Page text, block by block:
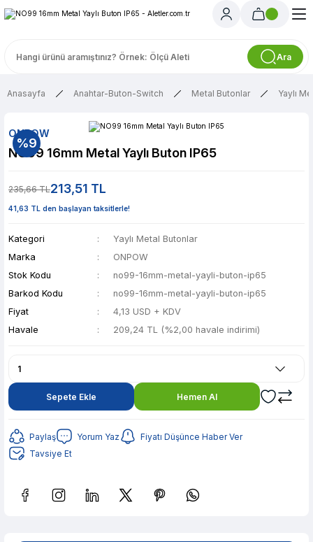
Ara
Anasayfa Anahtar-Buton-Switch Metal Butonlar Yaylı
%9
ONPOW
NO99 16mm Metal Yaylı Buton IP65
235,66 TL213,51 TL
41,63 TL den başlayan taksitlerle!
Kategori
Yaylı Metal Butonlar
Marka
ONPOW
Stok Kodu
no99-16mm-metal-yayli-buton-ip65
Barkod Kodu
no99-16mm-metal-yayli-buton-ip65
Fiyat
4,13 USD + KDV
Havale
209,24 TL (%2,00 havale indirimi)
Sepete Ekle Hemen Al
Paylaş Yorum Yaz
Fiyatı Düşünce Haber Ver
Tavsiye Et